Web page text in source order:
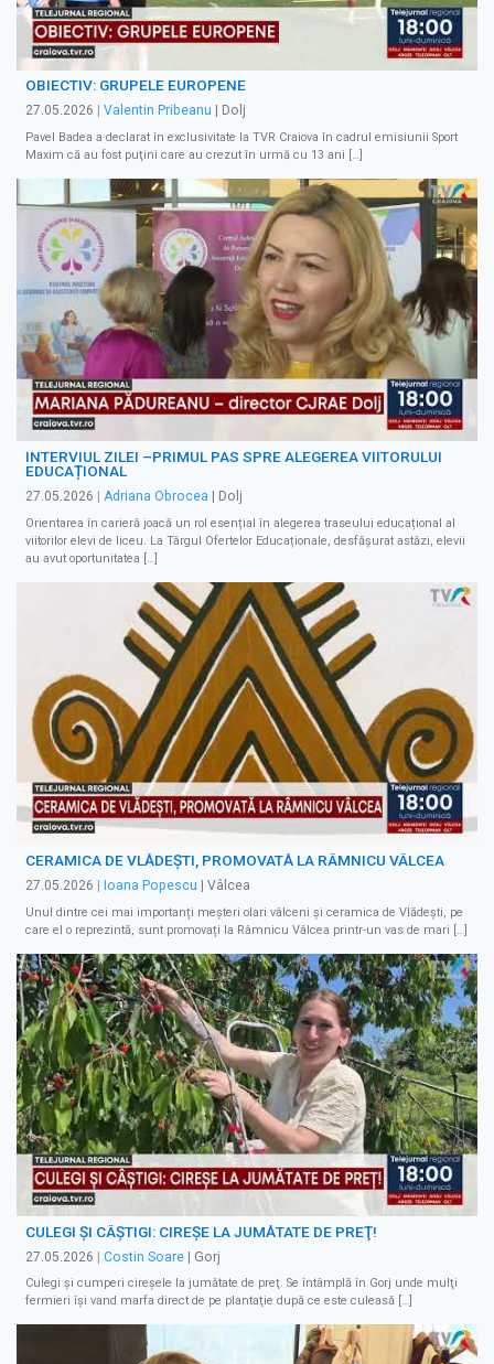
OBIECTIV: GRUPELE EUROPENE
27.05.2026 Valentin Pribeanu | Dolj
Pavel Badea a declarat în exclusivitate la TVR Craiova în cadrul emisiunii Sport
Maxim că au fost puţini care au crezut în urmă cu 13 ani […]
INTERVIUL ZILEI –PRIMUL PAS SPRE ALEGEREA VIITORULUI
EDUCAȚIONAL
27.05.2026 Adriana Obrocea | Dolj
Orientarea în carieră joacă un rol esențial în alegerea traseului educațional al
viitorilor elevi de liceu. La Târgul Ofertelor Educaționale, desfășurat astăzi, elevii
au avut oportunitatea […]
CERAMICA DE VLĂDEŞTI, PROMOVATĂ LA RÂMNICU VÂLCEA
27.05.2026 | Ioana Popescu | Vâlcea
Unul dintre cei mai importanți meșteri olari vâlceni și ceramica de Vlădești, pe
care el o reprezintă, sunt promovați la Râmnicu Vâlcea printr-un vas de mari […]
CULEGI ŞI CÂŞTIGI: CIREŞE LA JUMĂTATE DE PREŢ!
27.05.2026 | Costin Soare | Gorj
Culegi şi cumperi cireşele la jumătate de preţ. Se întâmplă în Gorj unde mulţi
fermieri îşi vand marfa direct de pe plantaţie după ce este culeasă […]